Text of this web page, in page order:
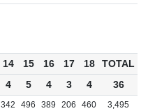
14 15 16 17 18
TOTAL
4 5 4 3 4 36
342 496 389 206 460 3,495